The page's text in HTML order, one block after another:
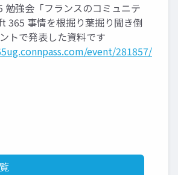
強会「フランスのコミュニテ
365 事情を根掘り葉掘り聞き倒
トで発表した資料です
event/281857/